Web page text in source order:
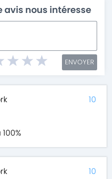
avis nous intéresse
ENVOYER
10
10